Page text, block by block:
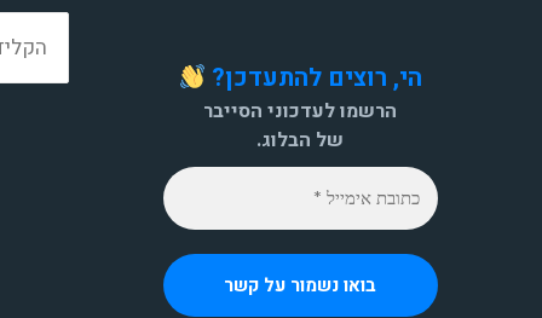
הי, רוצים להתעדכן?
הרשמו לעדכוני הסייבר
של הבלוג.